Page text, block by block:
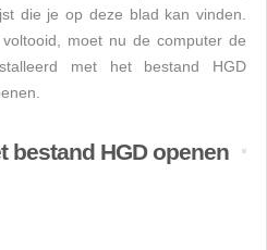
die je op deze blad kan vinden.
moet nu de computer de
met het bestand HGD
bestand HGD openen